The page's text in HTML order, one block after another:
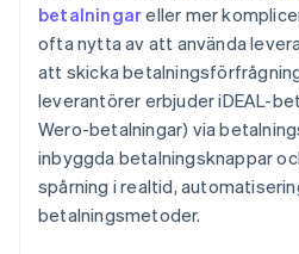
betalningareller mer
ofta nytta av att använda
att skicka
leverantörer erbjuder iDEAL-
Wero-betalningar) via
inbyggda betalningsknappar
spårning i realtid,
betalningsmetoder.